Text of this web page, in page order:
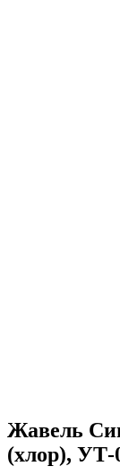
Жавель
(хлор), УТ-